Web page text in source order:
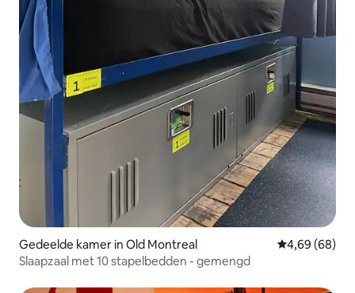
Gedeelde kamer in Old Montreal Gemiddelde
4,69 (68)
Slaapzaal met 10 stapelbedden - gemengd